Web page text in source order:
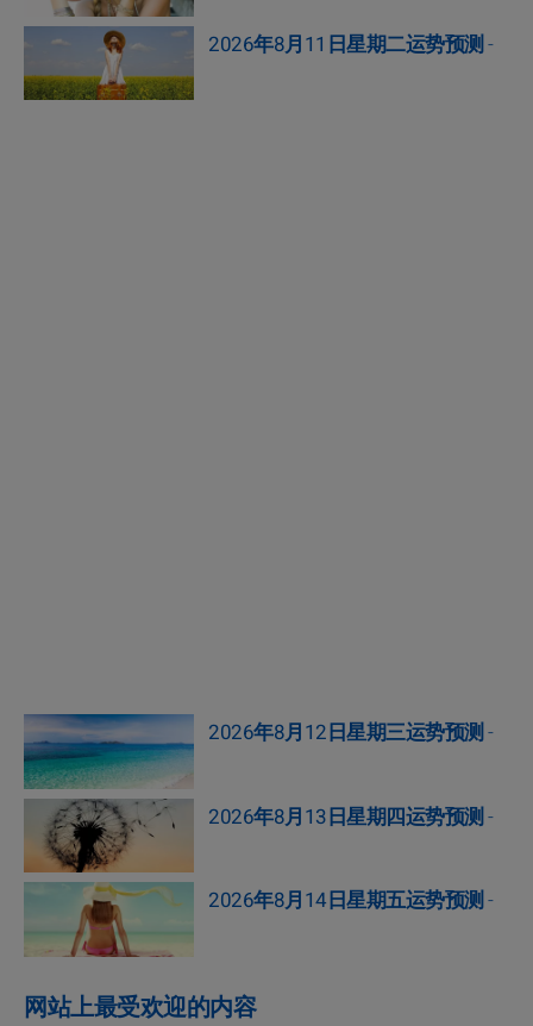
2026年8月11日星期二运势预测-
2026年8月12日星期三运势预测-
2026年8月13日星期四运势预测-
2026年8月14日星期五运势预测-
网站上最受欢迎的内容